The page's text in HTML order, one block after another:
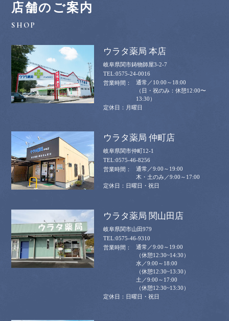
店舗のご案内
ウラタ薬局 本店
岐阜県関市鋳物師屋3-2-7
0575-24-0016
通常／10:00～18:00
（日・祝のみ：休憩12:00〜
13:30）
月曜日
ウラタ薬局 仲町店
岐阜県関市仲町12-1
0575-46-8256
通常／9:00～19:00
木・土のみ／9:00～17:00
日曜日・祝日
ウラタ薬局 関山田店
岐阜県関市山田979
0575-46-9310
通常／9:00～19:00
（休憩12:30~14:30）
水／9:00～18:00
（休憩12:30~13:30）
土／9:00～17:00
（休憩12:30~13:30）
日曜日・祝日